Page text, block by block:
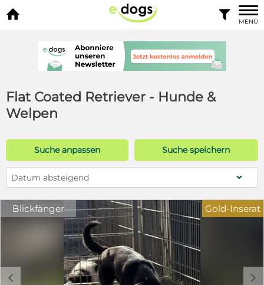
 
MENÜ
Flat Coated Retriever - Hunde &
Welpen
Suche anpassen Suche speichern
Datum absteigend
Blickfänger
c d
Gold-Inserat